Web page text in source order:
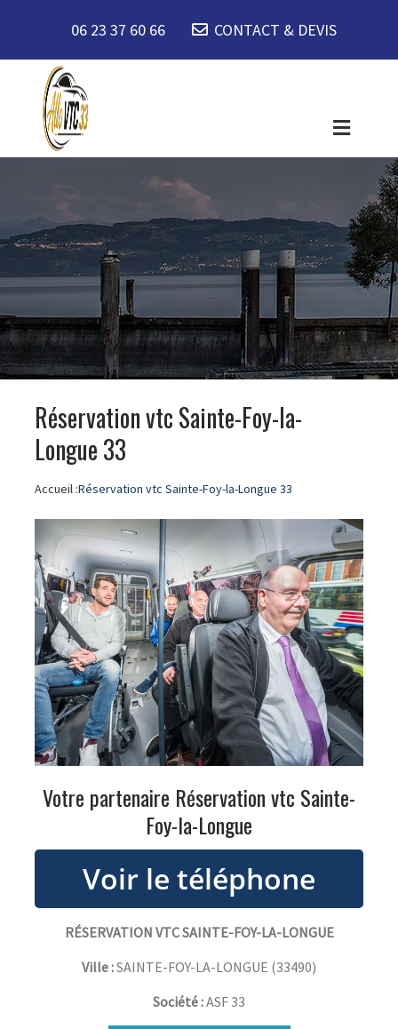
06 23 37 60 66 CONTACT & DEVIS
Réservation vtc Sainte-Foy-la-
Longue 33
Accueil :Réservation vtc Sainte-Foy-la-Longue 33
Votre partenaire Réservation vtc Sainte-
Foy-la-Longue
RÉSERVATION VTC SAINTE-FOY-LA-LONGUE
Ville :SAINTE-FOY-LA-LONGUE (33490)
Société :ASF 33